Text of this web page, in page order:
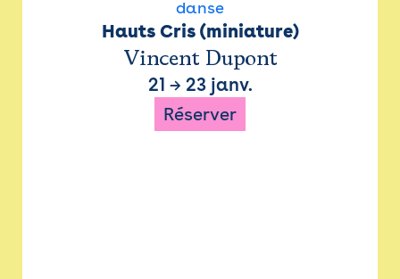
danse
Hauts Cris (miniature)
Vincent Dupont
21 → 23 janv.
Réserver